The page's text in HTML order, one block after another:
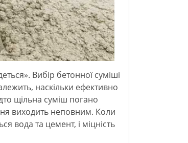
Вибір бетонної суміші
наскільки ефективно
щільна суміш погано
виходить неповним. Коли
вода та цемент, і міцність